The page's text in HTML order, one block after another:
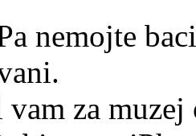
nemojte
vam za